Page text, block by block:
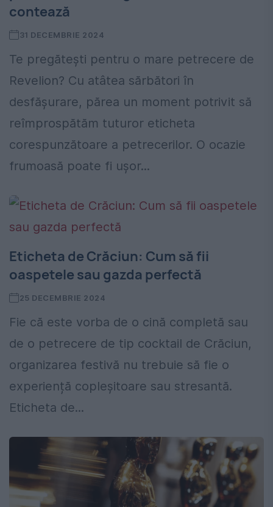
contează
31 DECEMBRIE 2024
Te pregătești pentru o mare petrecere de
Revelion? Cu atâtea sărbători în
desfășurare, părea un moment potrivit să
reîmprospătăm tuturor eticheta
corespunzătoare a petrecerilor. O ocazie
frumoasă poate fi ușor...
Eticheta de Crăciun: Cum să fii
oaspetele sau gazda perfectă
25 DECEMBRIE 2024
Fie că este vorba de o cină completă sau
de o petrecere de tip cocktail de Crăciun,
organizarea festivă nu trebuie să fie o
experiență copleșitoare sau stresantă.
Eticheta de...